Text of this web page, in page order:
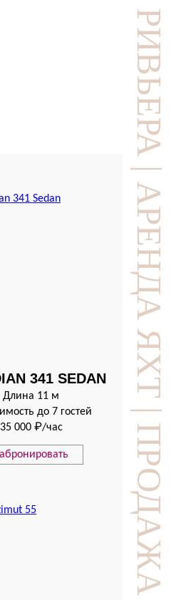
341 SEDAN
Длина 11 м
до 7 гостей
35 000 ₽/час